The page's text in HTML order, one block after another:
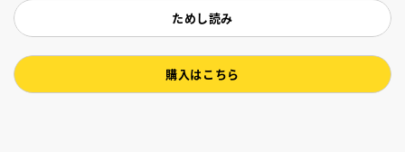
ためし読み
購入はこちら